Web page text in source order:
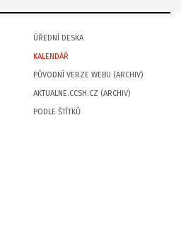
ÚŘEDNÍ DESKA
KALENDÁŘ
PŮVODNÍ VERZE WEBU (ARCHIV)
AKTUALNE.CCSH.CZ (ARCHIV)
PODLE ŠTÍTKŮ